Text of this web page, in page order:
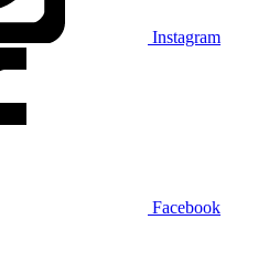
Instagram
Facebook